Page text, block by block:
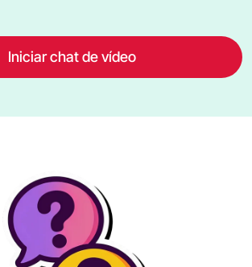
Iniciar chat de vídeo